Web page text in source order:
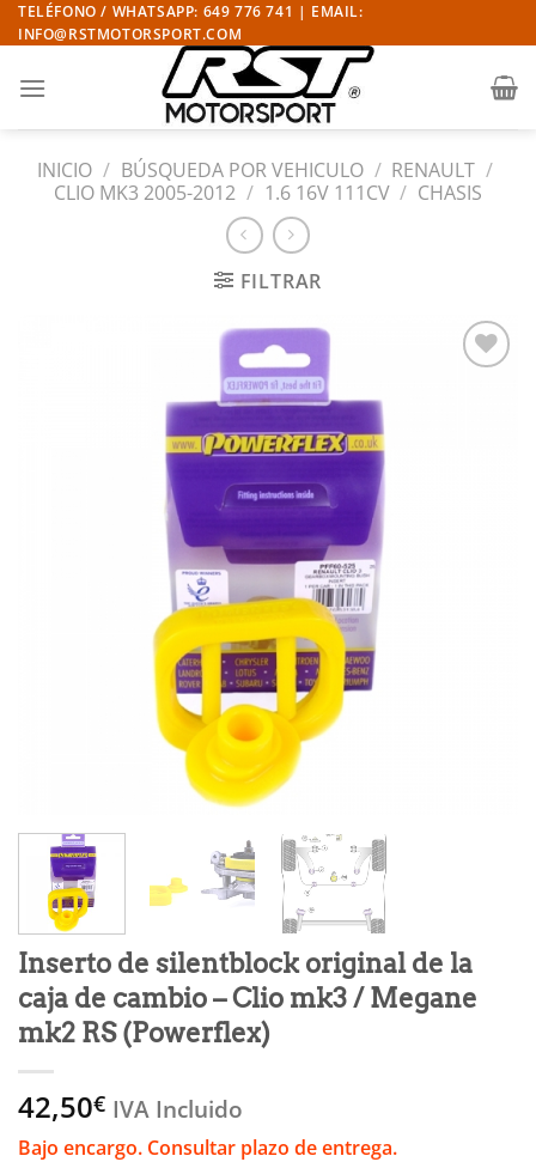
Saltar
al
TELÉFONO / WHATSAPP: 649 776 741 | EMAIL:
INFO@RSTMOTORSPORT.COM
INICIO / BÚSQUEDA POR VEHICULO / RENAULT /
CLIO MK3 2005-2012 / 1.6 16V 111CV / CHASIS
FILTRAR
Inserto de silentblock original de la
caja de cambio – Clio mk3 / Megane
mk2 RS (Powerflex)
42,50€ IVA Incluido
Bajo encargo. Consultar plazo de entrega.